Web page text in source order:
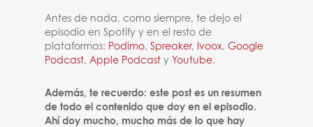
Antes de nada, como siempre, te dejo el
episodio en Spotify y en el resto de
plataformas: Podimo,Spreaker, Ivoox,Google
Podcast,Apple Podcast y Youtube.
Además, te recuerdo: este post es un resumen
de todo el contenido que doy en el episodio.
Ahí doy mucho, mucho más de lo que hay